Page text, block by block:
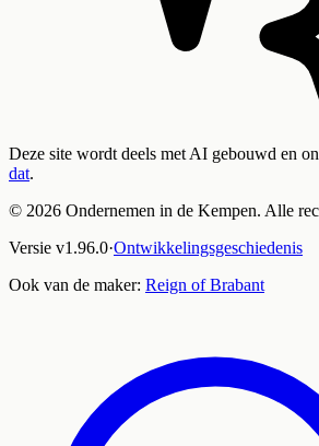
Deze site wordt deels met AI gebouwd en
dat.
© 2026 Ondernemen in de Kempen. Alle
Versie v1.96.0·Ontwikkelingsgeschiedenis
Ook van de maker: Reign of Brabant